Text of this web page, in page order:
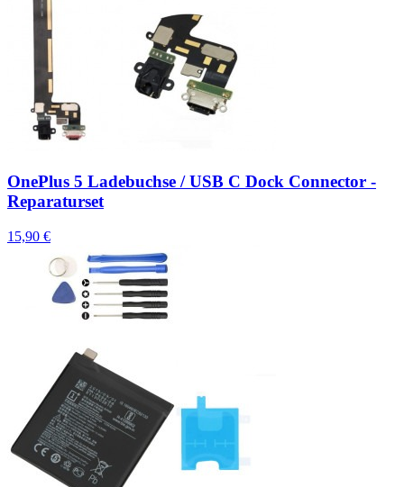
OnePlus 5 Ladebuchse / USB C Dock Connector -
Reparaturset
15,90 €